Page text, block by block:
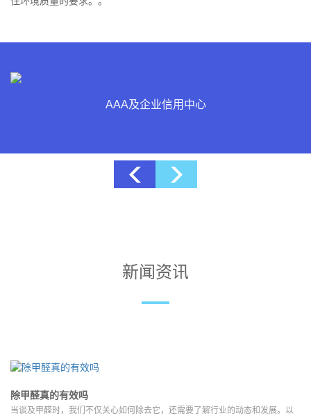
博士后科研工作站
新闻资讯
除甲醛真的有效吗
当谈及甲醛时，我们不仅关心如何除去它，还需要了解行业的动态和发展。以